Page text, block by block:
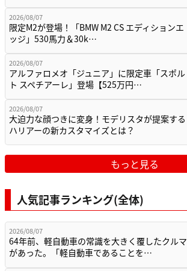
2026/08/07
限定M2が登場！「BMW M2 CS エディションエ
ッジ」530馬力＆30k…
2026/08/07
アルファロメオ「ジュニア」に限定車「スポル
ト スペチアーレ」登場【525万円…
2026/08/07
大迫力な顔つきに変身！モデリスタが提案する
ハリアーの新カスタマイズとは？
もっと見る
人気記事ランキング(全体)
2026/08/07
64年前、軽自動車の常識を大きく覆したクルマ
があった。「軽自動車であることを…